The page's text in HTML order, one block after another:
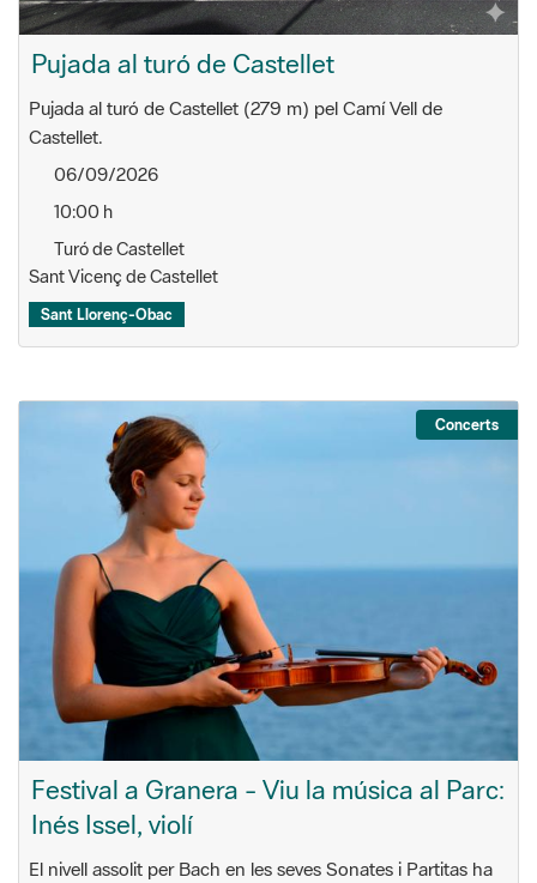
Pujada al turó de Castellet
Pujada al turó de Castellet (279 m) pel Camí Vell de
Castellet.
06/09/2026
10:00 h
Turó de Castellet
Sant Vicenç de Castellet
Sant Llorenç-Obac
Concerts
Festival a Granera - Viu la música al Parc:
Inés Issel, violí
El nivell assolit per Bach en les seves Sonates i Partitas ha